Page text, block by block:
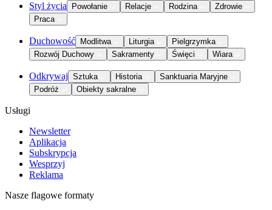
Styl życia Powołanie Relacje Rodzina
Zdrowie
Praca
Duchowość Modlitwa Liturgia
Pielgrzymka
Rozwój Duchowy
Sakramenty Święci Wiara
Odkrywaj Sztuka Historia
Sanktuaria Maryjne
Podróż
Obiekty sakralne
Usługi
Newsletter
Aplikacja
Subskrypcja
Wesprzyj
Reklama
Nasze flagowe formaty